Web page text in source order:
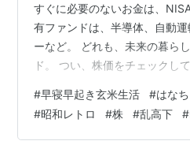
すぐに必要のないお金は、
有ファンドは、半導体、自動
ーなど。 どれも、未来の暮ら
ド。 つい、株価をチェックし
らずに淡々と積み立てる。 一
一向に下がる気配はない。 尋
が漬けたラッキョウと冷えた
#早寝早起き玄米生活 #はな
#昭和レトロ #株 #乱高下 #